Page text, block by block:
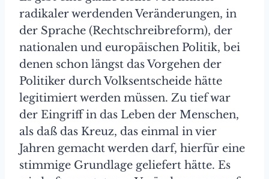
radikaler werdenden Veränderungen, in
der Sprache (Rechtschreibreform), der
nationalen und europäischen Politik, bei
denen schon längst das Vorgehen der
Politiker durch Volksentscheide hätte
legitimiert werden müssen. Zu tief war
der Eingriff in das Leben der Menschen,
als daß das Kreuz, das einmal in vier
Jahren gemacht werden darf, hierfür eine
stimmige Grundlage geliefert hätte. Es